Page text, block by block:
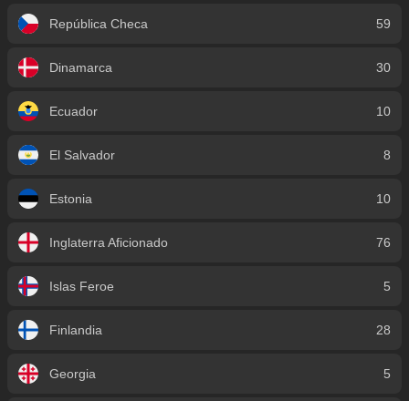
República Checa 59
Dinamarca 30
Ecuador 10
El Salvador 8
Estonia 10
Inglaterra Aficionado 76
Islas Feroe 5
Finlandia 28
Georgia 5